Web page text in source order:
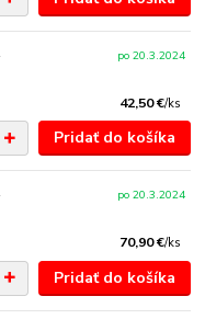
42,50 €/ks
po 20.3.2024
Pridať do košíka
70,90 €/ks
po 20.3.2024
Pridať do košíka